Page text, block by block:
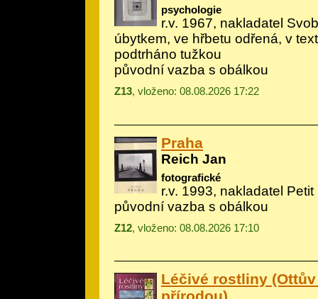
psychologie
r.v. 1967, nakladatel
úbytkem, ve hřbetu odřená, v
podtrháno tužkou
původní vazba s obálkou
Z13, vloženo: 08.08.2026 17:22
Praha
Reich Jan
fotografické
r.v. 1993, nakladatel Petit
původní vazba s obálkou
Z12, vloženo: 08.08.2026 17:10
Léčivé rostliny